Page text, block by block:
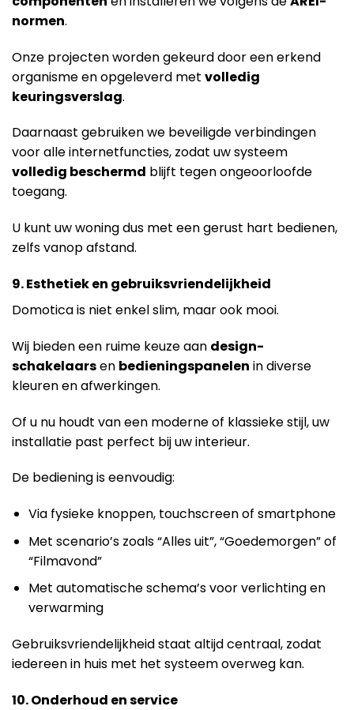
normen.
Onze projecten worden gekeurd door een erkend
organisme en opgeleverd met volledig
keuringsverslag.
Daarnaast gebruiken we beveiligde verbindingen
voor alle internetfuncties, zodat uw systeem
volledig beschermd blijft tegen ongeoorloofde
toegang.
U kunt uw woning dus met een gerust hart bedienen,
zelfs vanop afstand.
9. Esthetiek en gebruiksvriendelijkheid
Domotica is niet enkel slim, maar ook mooi.
Wij bieden een ruime keuze aan design-
schakelaarsen bedieningspanelen in diverse
kleuren en afwerkingen.
Of u nu houdt van een moderne of klassieke stijl, uw
installatie past perfect bij uw interieur.
De bediening is eenvoudig:
Via fysieke knoppen, touchscreen of smartphone
Met scenario’s zoals “Alles uit”, “Goedemorgen” of
“Filmavond”
Met automatische schema’s voor verlichting en
verwarming
Gebruiksvriendelijkheid staat altijd centraal, zodat
iedereen in huis met het systeem overweg kan.
10. Onderhoud en service